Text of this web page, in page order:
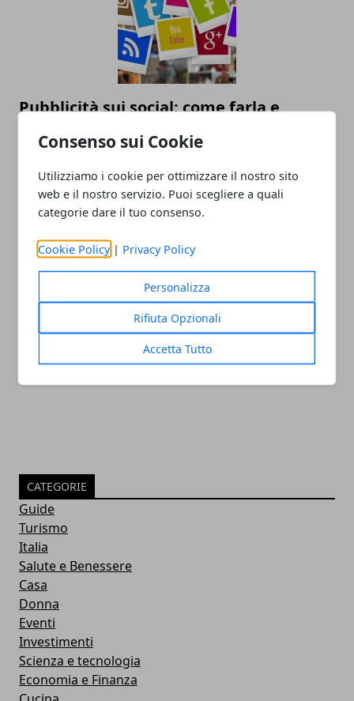
Consenso sui Cookie
Utilizziamo i cookie per ottimizzare il nostro sito
web e il nostro servizio. Puoi scegliere a quali
categorie dare il tuo consenso.
Cookie Policy | Privacy Policy
Personalizza
Rifiuta Opzionali
Accetta Tutto
Pubblicità sui social: come farla e
Come analizzare e gestire il rischio di
un’azienda grazie alle nuove tecnologie
CATEGORIE
Guide
Turismo
Italia
Salute e Benessere
Casa
Donna
Eventi
Investimenti
Scienza e tecnologia
Economia e Finanza